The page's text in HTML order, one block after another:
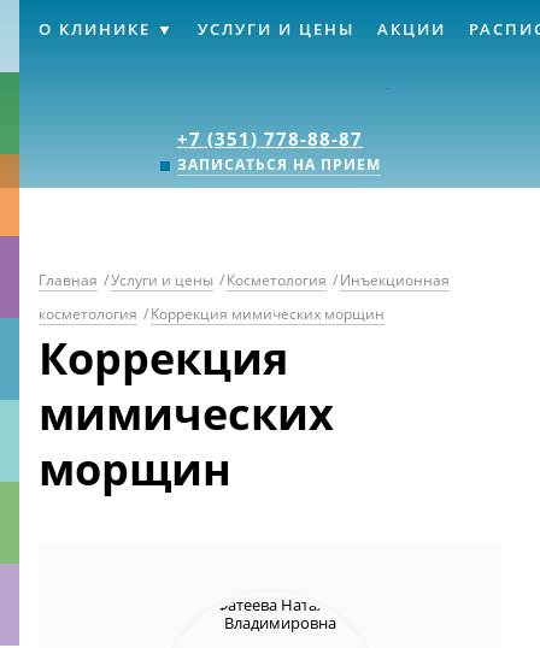
+7 (351) 778-88-87
ЗАПИСАТЬСЯ НА ПРИЕМ
О КЛИНИКЕ УСЛУГИ И ЦЕНЫ АКЦИИ
Главная /Услуги и цены /Косметология /Инъекционная
косметология /Коррекция мимических морщин
Коррекция
мимических
морщин